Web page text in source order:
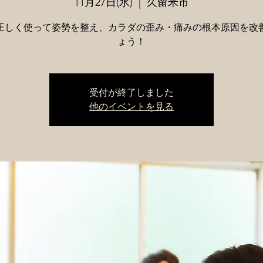
しく使って姿勢を整え、カラダの歪み・痛みの根本原因を改
ょう！
受付が終了しました
他のイベントを見る